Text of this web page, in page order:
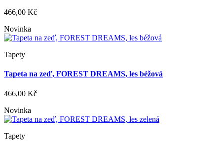
466,00 Kč
Novinka
Tapety
Tapeta na zeď, FOREST DREAMS, les béžová
466,00 Kč
Novinka
Tapety